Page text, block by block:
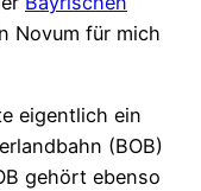
Novum für mich
eigentlich ein
(BOB)
gehört ebenso